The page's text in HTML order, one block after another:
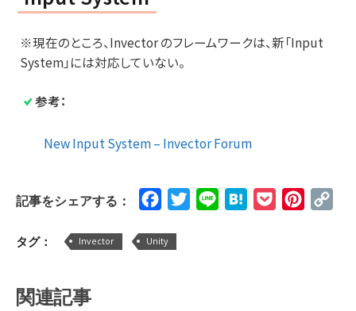
※現在のところ、Invector のフレームワークは、新「Input
System」には対応していない。
参考：
New Input System – Invector Forum
記事をシェアする： FacebookTwitterLine HatenaPocket
タグ： Invector Unity
関連記事